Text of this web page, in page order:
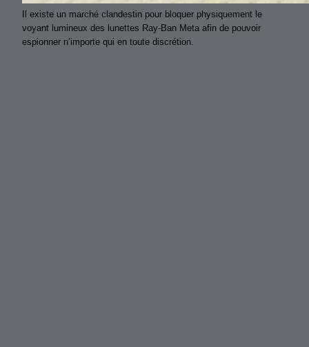
Il existe un marché clandestin pour bloquer physiquement le
voyant lumineux des lunettes Ray-Ban Meta afin de pouvoir
espionner n’importe qui en toute discrétion.